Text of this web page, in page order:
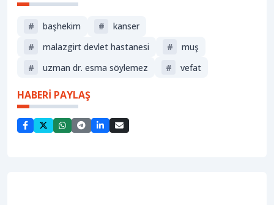
# başhekim #
kanser
#
malazgirt devlet hastanesi #
muş
#
uzman dr. esma söylemez # vefat
HABERİ PAYLAŞ